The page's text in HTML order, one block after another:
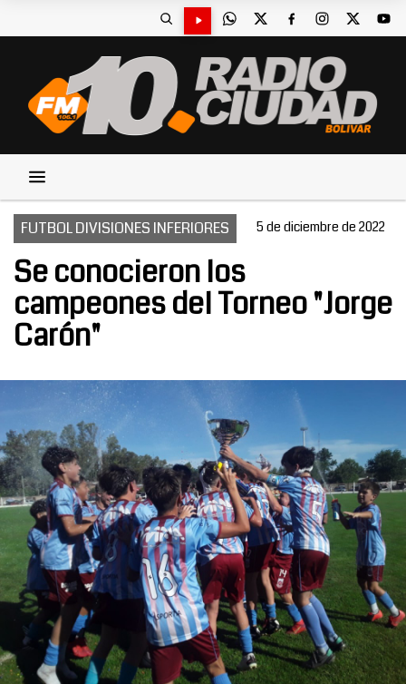
FUTBOL DIVISIONES INFERIORES 5 de diciembre de 2022
Se conocieron los
campeones del Torneo "Jorge
Carón"